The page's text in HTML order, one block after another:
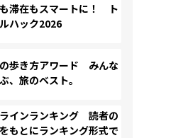
滞在もスマートに！ ト
ハック2026
歩き方アワード みんな
、旅のベスト。
インランキング 読者の
もとにランキング形式で